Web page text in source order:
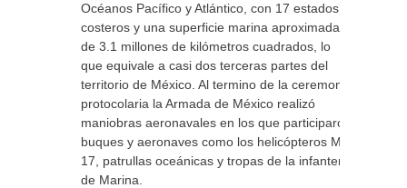
Océanos Pacífico y Atlántico, con 17 estados
costeros y una superficie marina aproximada
de 3.1 millones de kilómetros cuadrados, lo
que equivale a casi dos terceras partes del
territorio de México. Al termino de la ceremonia
protocolaria la Armada de México realizó
maniobras aeronavales en los que participaron
buques y aeronaves como los helicópteros MI-
17, patrullas oceánicas y tropas de la infantería
de Marina.